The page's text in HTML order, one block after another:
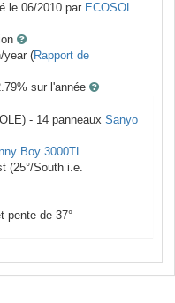
le 06/2010 par ECOSOL
year (Rapport de
% sur l'année
- 14 panneaux Sanyo
Boy 3000TL
(25°/South i.e.
pente de 37°